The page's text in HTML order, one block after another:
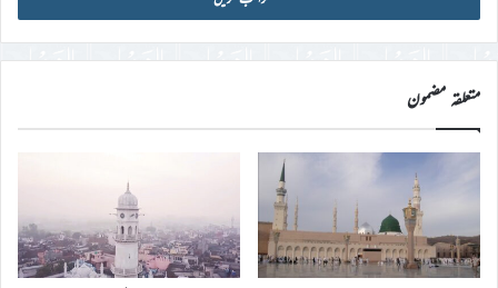
ڈی
درج
کریں
متعلقہ مضمون